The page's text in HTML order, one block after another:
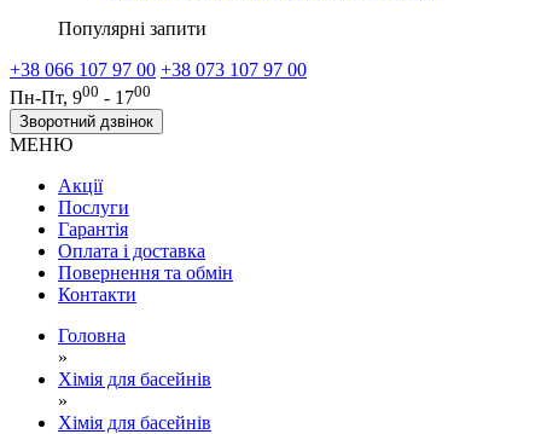
Популярні запити
+38 066 107 97 00 +38 073 107 97 00
Пн-Пт, 900 - 1700
Зворотний дзвінок
МЕНЮ
Акції
Послуги
Гарантія
Оплата і доставка
Повернення та обмін
Контакти
Головна
»
Хімія для басейнів
»
Хімія для басейнів